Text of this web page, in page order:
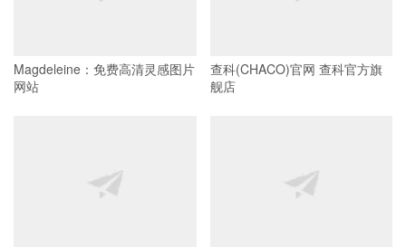
Magdeleine：免费高清灵感图片
网站
查科(CHACO)官网 查科官方旗
舰店